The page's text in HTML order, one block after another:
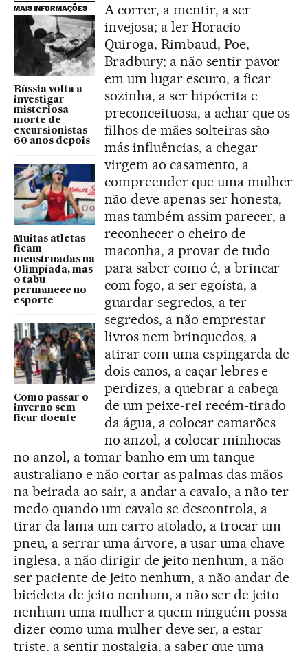
MAIS INFORMAÇÕES
Rússia volta a
investigar
misteriosa
morte de
excursionistas
60 anos depois
Muitas atletas
ficam
menstruadas na
Olimpíada, mas
o tabu
permanece no
esporte
Como passar o
inverno sem
ficar doente
A correr, a mentir, a ser
invejosa; a ler Horacio
Quiroga, Rimbaud, Poe,
Bradbury; a não sentir pavor
em um lugar escuro, a ficar
sozinha, a ser hipócrita e
preconceituosa, a achar que os
filhos de mães solteiras são
más influências, a chegar
virgem ao casamento, a
compreender que uma mulher
não deve apenas ser honesta,
mas também assim parecer, a
reconhecer o cheiro de
maconha, a provar de tudo
para saber como é, a brincar
com fogo, a ser egoísta, a
guardar segredos, a ter
segredos, a não emprestar
livros nem brinquedos, a
atirar com uma espingarda de
dois canos, a caçar lebres e
perdizes, a quebrar a cabeça
de um peixe-rei recém-tirado
da água, a colocar camarões
no anzol, a colocar minhocas
no anzol, a tomar banho em um tanque
australiano e não cortar as palmas das mãos
na beirada ao sair, a andar a cavalo, a não ter
medo quando um cavalo se descontrola, a
tirar da lama um carro atolado, a trocar um
pneu, a serrar uma árvore, a usar uma chave
inglesa, a não dirigir de jeito nenhum, a não
ser paciente de jeito nenhum, a não andar de
bicicleta de jeito nenhum, a não ser de jeito
nenhum uma mulher a quem ninguém possa
dizer como uma mulher deve ser, a estar
triste, a sentir nostalgia, a saber que uma